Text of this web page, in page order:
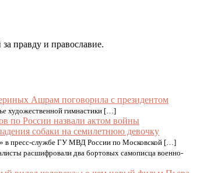
правду и православие.
Ашрам поговорила с президентом
художественной гимнастики […]
по России назвали актом войны
собаки на семилетнюю девочку
в пресс-службе ГУ МВД России по Московской […]
расшифровали два бортовых самописца военно-